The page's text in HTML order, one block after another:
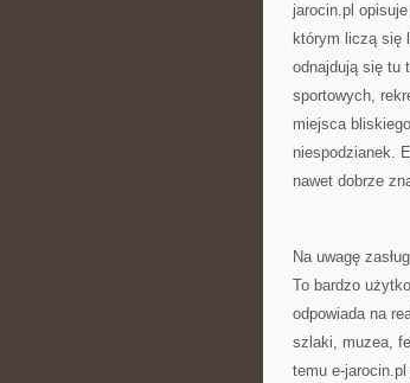
jarocin.pl
którym liczą się
odnajdują się tu
sportowych,
miejsca
niespodzianek.
nawet dobrze
Na uwagę
To bardzo
odpowiada na
szlaki, muzea,
temu e-